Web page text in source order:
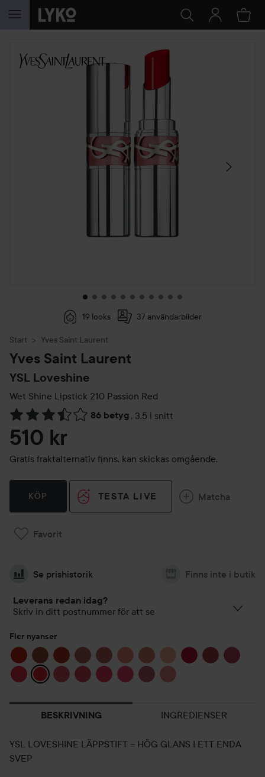
HOPPA TILL INNEHÅLLET
HOPPA ÖVER SEKTIONEN
19 looks 37 användarbilder
Start Yves Saint Laurent
Yves Saint Laurent
YSL Loveshine
Wet Shine Lipstick 210 Passion Red
86 betyg , 3.5 i snitt
Hoppa till Betyg & kommentarer
510 kr
Gratis fraktalternativ finns, kan skickas omgående.
KÖP TESTA LIVE Matcha
Favorit
Se prishistorik Finns inte i butik
Leverans redan idag?
Skriv in ditt postnummer för att se
Fler nyanser
BESKRIVNING INGREDIENSER
YSL LOVESHINE LÄPPSTIFT – HÖG GLANS I ETT ENDA
SVEP